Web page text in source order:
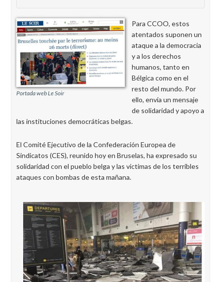
Portada web Le Soir
Para CCOO, estos
atentados suponen un
ataque a la democracia
y a los derechos
humanos, tanto en
Bélgica como en el
resto del mundo. Por
ello, envía un mensaje
de solidaridad y apoyo a
las instituciones democráticas belgas.
El Comité Ejecutivo de la Confederación Europea de
Sindicatos (CES), reunido hoy en Bruselas, ha expresado su
solidaridad con el pueblo belga y las víctimas de los terribles
ataques con bombas de esta mañana.